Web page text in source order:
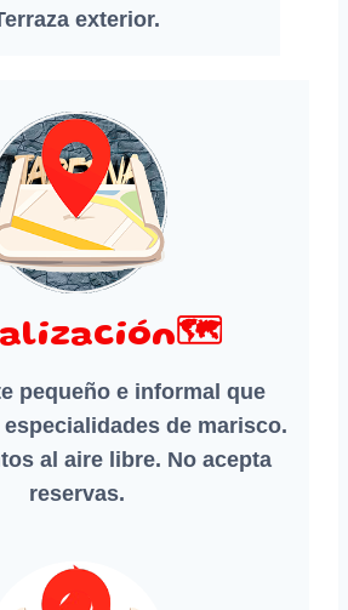
exterior.
pequeño e informal que
de marisco.
al aire libre. No acepta
reservas.